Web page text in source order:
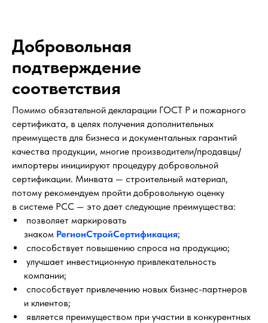
Добровольная
подтверждение
соответствия
Помимо обязательной декларации ГОСТ Р и пожарного
сертификата, в целях получения дополнительных
преимуществ для бизнеса и документальных гарантий
качества продукции, многие производители/продавцы/
импортеры инициируют процедуру добровольной
сертификации. Минвата — строительный материал,
потому рекомендуем пройти добровольную оценку
в системе РСС — это дает следующие преимущества:
позволяет маркировать
знаком РегионСтройСертификация;
способствует повышению спроса на продукцию;
улучшает инвестиционную привлекательность
компании;
способствует привлечению новых бизнес-партнеров
и клиентов;
является преимуществом при участии в конкурентных